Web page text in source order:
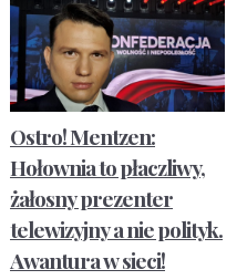
Ostro! Mentzen:
Hołownia to płaczliwy,
żałosny prezenter
telewizyjny a nie polityk.
Awantura w sieci!